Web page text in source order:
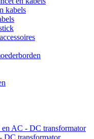
kabels
AC - DC transformator
DC transformator